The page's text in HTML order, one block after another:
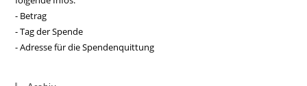
- Betrag
- Tag der Spende
- Adresse für die Spendenquittung